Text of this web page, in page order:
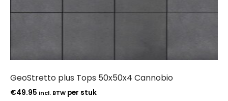
GeoStretto plus Tops 50x50x4 Cannobio
€49.95 incl. BTW per stuk